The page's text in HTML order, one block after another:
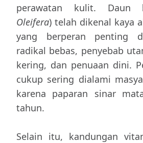
perawatan kulit. Daun
Oleifera) telah dikenal kaya
yang berperan penting
radikal bebas, penyebab
kering, dan penuaan dini.
cukup sering dialami
karena paparan sinar
tahun.
Selain itu, kandungan